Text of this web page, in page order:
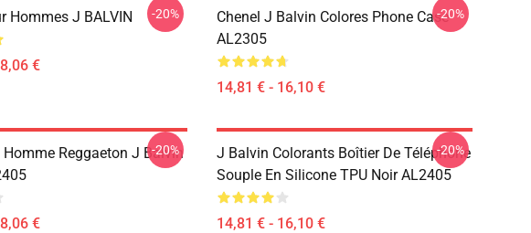
Hommes J BALVIN
€
-20%
Chenel J Balvin Colores Phone Case
AL2305
14,81 € - 16,10 €
-20%
Reggaeton J Balvin
€
-20%
J Balvin Colorants Boîtier De Téléphone
Souple En Silicone TPU Noir AL2405
14,81 € - 16,10 €
-20%